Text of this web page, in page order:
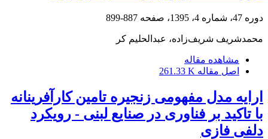
دوره 47، شماره 4، 1395، صفحه 887-899
محمدشریف شریف‌زاده، عبدالحلیم کر
مشاهده مقاله
اصل مقاله 261.33 K
ارایه مدل مفهومی زنجیره تامین کارآفرینانه
با تاکید بر فناوری در صنایع لبنی - رویکرد
دلفی فازی